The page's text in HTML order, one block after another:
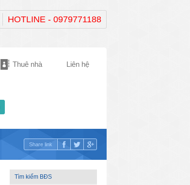
HOTLINE - 0979771188
Thuê nhà Liên hệ
Share link
Tìm kiếm BĐS